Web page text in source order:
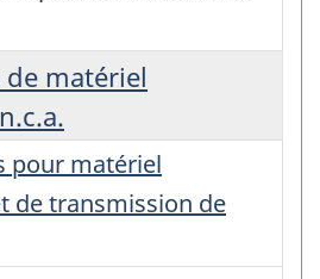
de matériel
pour matériel
de transmission de